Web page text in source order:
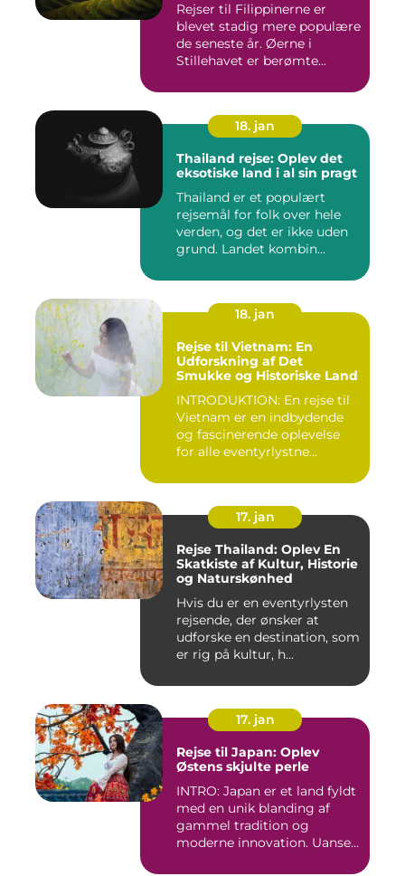
Rejser til Filippinerne er
blevet stadig mere populære
de seneste år. Øerne i
Stillehavet er berømte...
18. jan
Thailand rejse: Oplev det
eksotiske land i al sin pragt
Thailand er et populært
rejsemål for folk over hele
verden, og det er ikke uden
grund. Landet kombin...
18. jan
Rejse til Vietnam: En
Udforskning af Det
Smukke og Historiske Land
INTRODUKTION: En rejse til
Vietnam er en indbydende
og fascinerende oplevelse
for alle eventyrlystne...
17. jan
Rejse Thailand: Oplev En
Skatkiste af Kultur, Historie
og Naturskønhed
Hvis du er en eventyrlysten
rejsende, der ønsker at
udforske en destination, som
er rig på kultur, h...
17. jan
Rejse til Japan: Oplev
Østens skjulte perle
INTRO: Japan er et land fyldt
med en unik blanding af
gammel tradition og
moderne innovation. Uanse...